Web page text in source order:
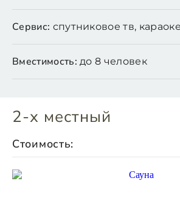
Сервис: спутниковое тв,
Вместимость: до 8 человек
2-х местный
Стоимость: